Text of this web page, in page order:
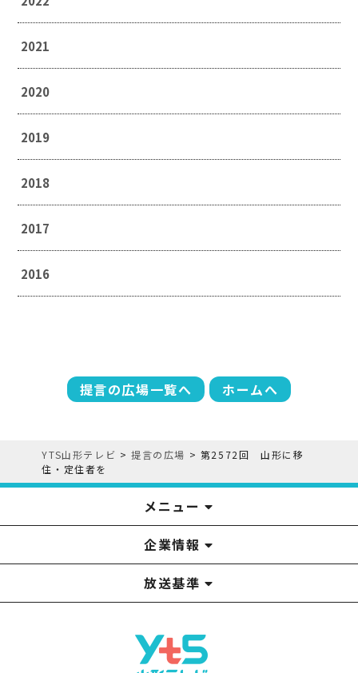
2021
2020
2019
2018
2017
2016
提言の広場一覧へ ホームへ
YTS山形テレビ >提言の広場 > 第2572回 山形に移
住・定住者を
メニュー
YTSニュース
番組
アナウンサー
プレゼント
イベント
みるるん星人
YTS見学ツアー
番組表
お問い合わせ
企業情報
企業情報
役員構成
YTS山形テレビ SDGs 宣言
採用情報
山形テレビ人権方針
山形テレビ国民保護業務計画提出文
個人情報基本方針
情報セキュリティ基本方針
視聴データの取扱いについて
系列局一覧
中継局一覧
放送基準